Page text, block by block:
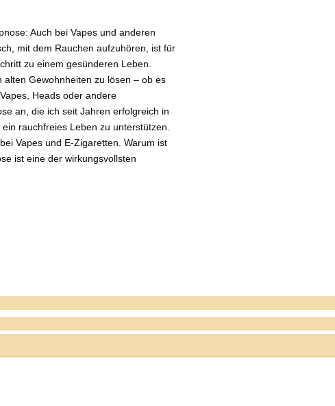
Auch bei Vapes und anderen
mit dem Rauchen aufzuhören, ist für
zu einem gesünderen Leben.
alten Gewohnheiten zu lösen – ob es
Heads oder andere
an, die ich seit Jahren erfolgreich in
rauchfreies Leben zu unterstützen.
Vapes und E-Zigaretten. Warum ist
ist eine der wirkungsvollsten